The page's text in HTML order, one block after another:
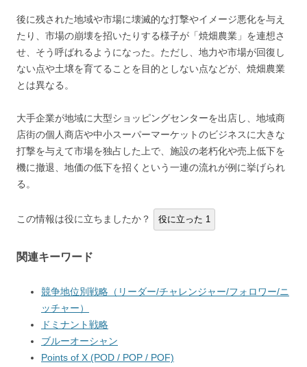
後に残された地域や市場に壊滅的な打撃やイメージ悪化を与え
たり、市場の崩壊を招いたりする様子が「焼畑農業」を連想さ
せ、そう呼ばれるようになった。ただし、地力や市場が回復し
ない点や土壌を育てることを目的としない点などが、焼畑農業
とは異なる。
大手企業が地域に大型ショッピングセンターを出店し、地域商
店街の個人商店や中小スーパーマーケットのビジネスに大きな
打撃を与えて市場を独占した上で、施設の老朽化や売上低下を
機に撤退、地価の低下を招くという一連の流れが例に挙げられ
る。
この情報は役に立ちましたか？ 役に立った 1
関連キーワード
競争地位別戦略（リーダー/チャレンジャー/フォロワー/ニ
ッチャー）
ドミナント戦略
ブルーオーシャン
Points of X (POD / POP / POF)